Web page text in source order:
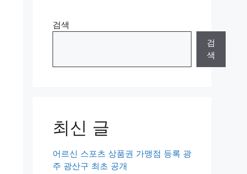
검색
검
색
최신 글
어르신 스포츠 상품권 가맹점 등록 광
주 광산구 최초 공개